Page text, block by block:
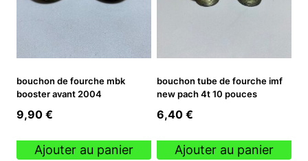
bouchon de fourche mbk
booster avant 2004
9,90 €
Ajouter au panier
bouchon tube de fourche imf
new pach 4t 10 pouces
6,40 €
Ajouter au panier